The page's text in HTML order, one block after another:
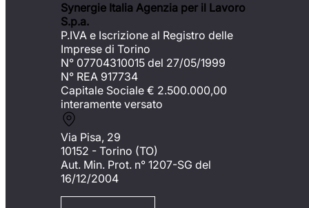
Synergie Italia Agenzia per il Lavoro
S.p.a.
P.IVA e Iscrizione al Registro delle
Imprese di Torino
N° 07704310015 del 27/05/1999
N° REA 917734
Capitale Sociale € 2.500.000,00
interamente versato
Via Pisa, 29
10152 - Torino (TO)
Aut. Min. Prot. n° 1207-SG del
16/12/2004